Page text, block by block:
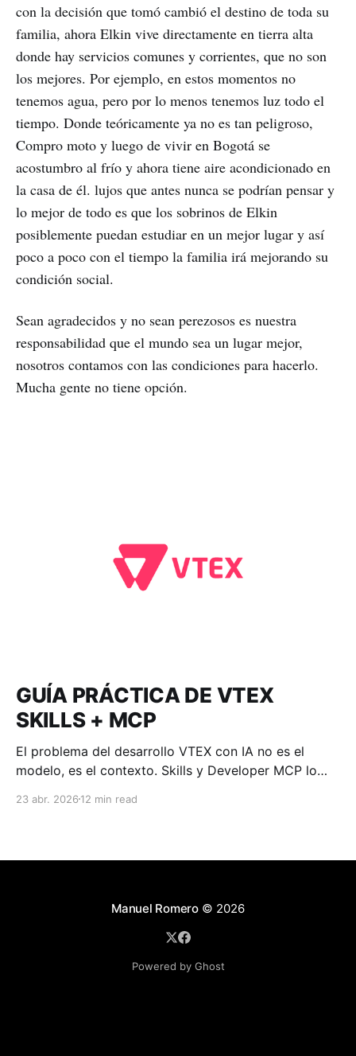
con la decisión que tomó cambió el destino de toda su
familia, ahora Elkin vive directamente en tierra alta
donde hay servicios comunes y corrientes, que no son
los mejores. Por ejemplo, en estos momentos no
tenemos agua, pero por lo menos tenemos luz todo el
tiempo. Donde teóricamente ya no es tan peligroso,
Compro moto y luego de vivir en Bogotá se
acostumbro al frío y ahora tiene aire acondicionado en
la casa de él. lujos que antes nunca se podrían pensar y
lo mejor de todo es que los sobrinos de Elkin
posiblemente puedan estudiar en un mejor lugar y así
poco a poco con el tiempo la familia irá mejorando su
condición social.
Sean agradecidos y no sean perezosos es nuestra
responsabilidad que el mundo sea un lugar mejor,
nosotros contamos con las condiciones para hacerlo.
Mucha gente no tiene opción.
GUÍA PRÁCTICA DE VTEX
SKILLS + MCP
El problema del desarrollo VTEX con IA no es el
modelo, es el contexto. Skills y Developer MCP lo
docs en tiempo real
23 abr. 2026 12 min read
Manuel Romero © 2026
Powered by Ghost